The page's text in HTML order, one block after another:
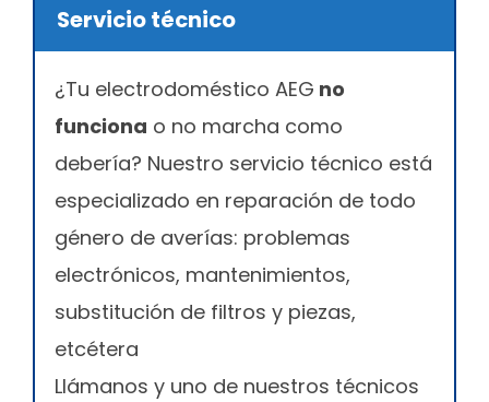
Servicio técnico
¿Tu electrodoméstico AEG no
funciona o no marcha como
debería? Nuestro servicio técnico está
especializado en reparación de todo
género de averías: problemas
electrónicos, mantenimientos,
substitución de filtros y piezas,
etcétera
Llámanos y uno de nuestros técnicos